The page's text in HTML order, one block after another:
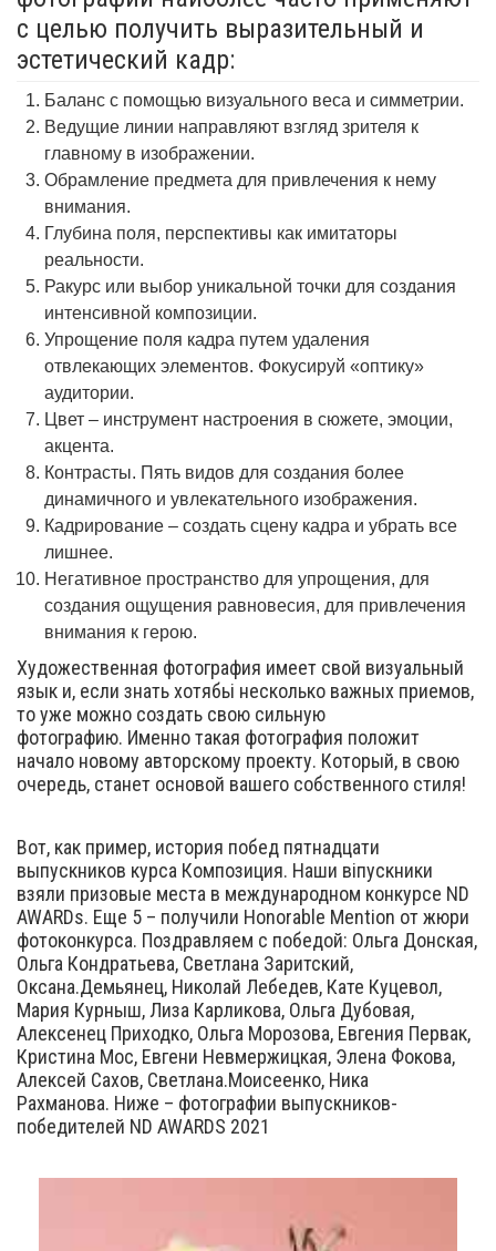
с целью получить выразительный и
эстетический кадр:
Баланс с помощью визуального веса и симметрии.
Ведущие линии направляют взгляд зрителя к
главному в изображении.
Обрамление предмета для привлечения к нему
внимания.
Глубина поля, перспективы как имитаторы
реальности.
Ракурс или выбор уникальной точки для создания
интенсивной композиции.
Упрощение поля кадра путем удаления
отвлекающих элементов. Фокусируй «оптику»
аудитории.
Цвет – инструмент настроения в сюжете, эмоции,
акцента.
Контрасты. Пять видов для создания более
динамичного и увлекательного изображения.
Кадрирование – создать сцену кадра и убрать все
лишнее.
Негативное пространство для упрощения, для
создания ощущения равновесия, для привлечения
внимания к герою.
Художественная фотография имеет свой визуальный
язык и, если знать хотябьі несколько важных приемов,
то уже можно создать свою сильную
фотографию. Именно такая фотография положит
начало новому авторскому проекту. Который, в свою
очередь, станет основой вашего собственного стиля!
Вот, как пример, история побед пятнадцати
выпускников курса Композиция. Наши віпускники
взяли призовые места в международном конкурсе ND
AWARDs. Еще 5 – получили Honorable Mention от жюри
фотоконкурса. Поздравляем с победой: Ольга Донская,
Ольга Кондратьева, Светлана Заритский,
Оксана.Демьянец, Николай Лебедев, Кате Куцевол,
Мария Курныш, Лиза Карликова, Ольга Дубовая,
Алексенец Приходко, Ольга Морозова, Евгения Первак,
Кристина Мос, Евгени Невмержицкая, Элена Фокова,
Алексей Сахов, Светлана.Моисеенко, Ника
Рахманова. Ниже – фотографии выпускников-
победителей ND AWARDS 2021